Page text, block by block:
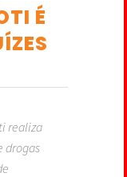
É
realiza
drogas